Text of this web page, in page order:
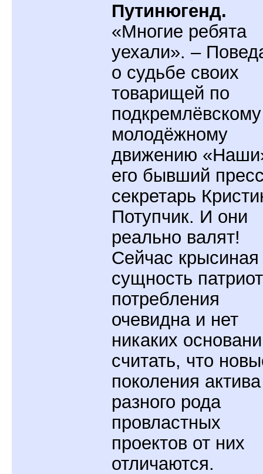
Путинюгенд.
«Многие ребята
уехали». –
о судьбе своих
товарищей по
подкремлёвскому
молодёжному
движению
его бывший
секретарь
Потупчик. И они
реально валят!
Сейчас крысиная
сущность
потребления
очевидна и нет
никаких
считать, что
поколения актива
разного рода
провластных
проектов от них
отличаются.